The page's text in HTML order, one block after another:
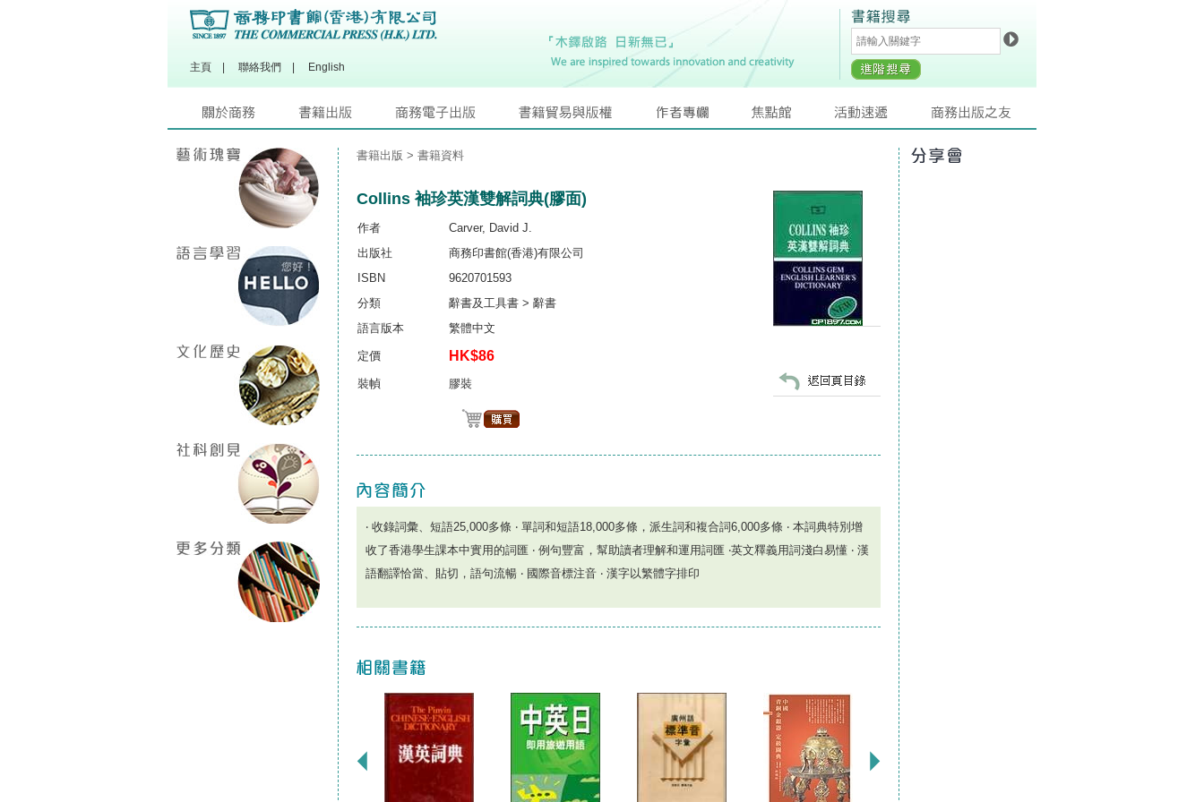
主頁 聯絡我們 English
書籍出版 > 書籍資料
Collins 袖珍英漢雙解詞典(膠面)
作者
Carver, David J.
出版社
商務印書館(香港)有限公司
ISBN
9620701593
分類
辭書及工具書 > 辭書
語言版本
繁體中文
定價 HK$86
裝幀 膠裝
‧ 收錄詞彙、短語25,000多條 ‧ 單詞和短語18,000多條，派生詞和複合詞6,000多條 ‧ 本詞典特別增
收了香港學生課本中實用的詞匯 ‧ 例句豐富，幫助讀者理解和運用詞匯 ‧英文釋義用詞淺白易懂 ‧ 漢
語翻譯恰當、貼切，語句流暢 ‧ 國際音標注音 ‧ 漢字以繁體字排印